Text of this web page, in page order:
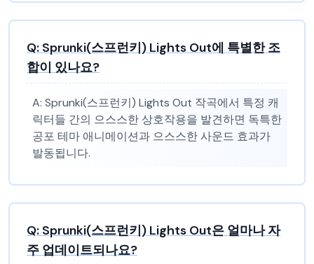
Q: Sprunki(스프런키) Lights Out에 특별한 조
합이 있나요?
A: Sprunki(스프런키) Lights Out 작곡에서 특정 캐
릭터들 간의 으스스한 상호작용을 발견하면 독특한
공포 테마 애니메이션과 으스스한 사운드 효과가
발동됩니다.
Q: Sprunki(스프런키) Lights Out은 얼마나 자
주 업데이트되나요?